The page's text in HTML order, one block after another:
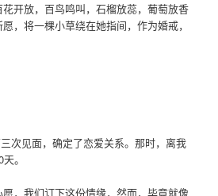
开放，百鸟鸣叫，石榴放蕊，葡萄放香
，将一棵小草绕在她指间，作为婚戒，
次见面，确定了恋爱关系。那时，离我
。
，我们订下这份情缘，然而，毕竟就像